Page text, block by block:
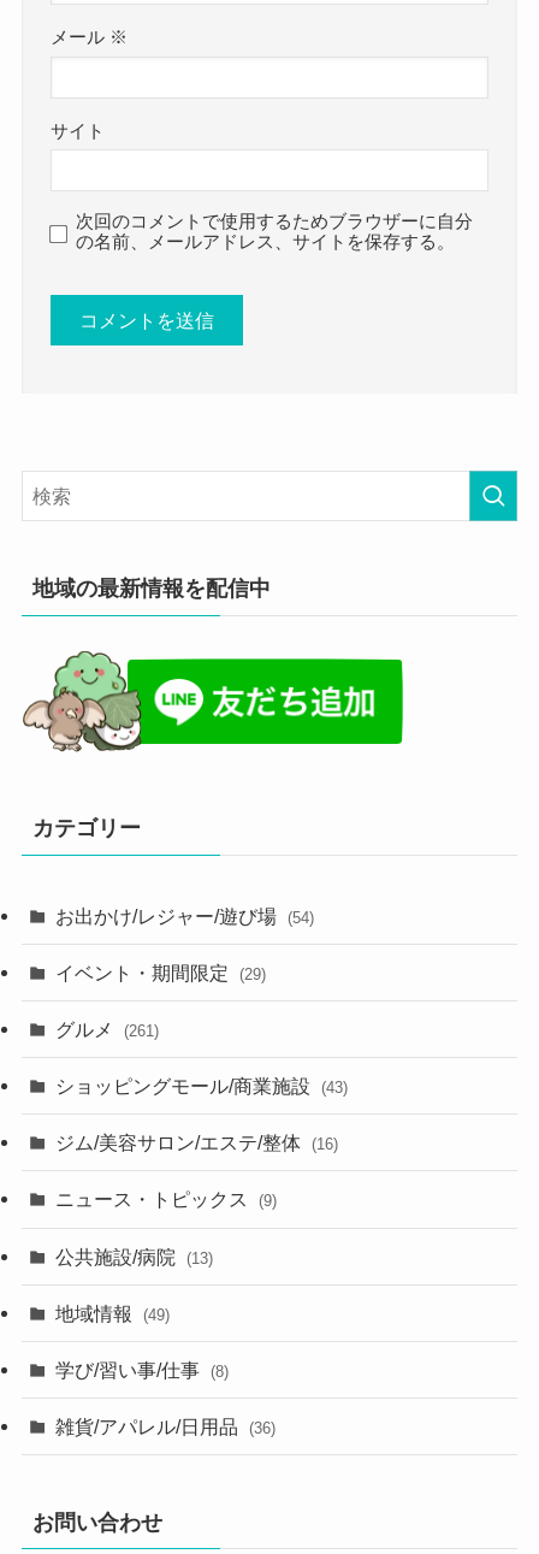
メール ※
サイト
次回のコメントで使用するためブラウザーに自分
の名前、メールアドレス、サイトを保存する。
地域の最新情報を配信中
カテゴリー
お出かけ/レジャー/遊び場 (54)
イベント・期間限定 (29)
グルメ (261)
ショッピングモール/商業施設 (43)
ジム/美容サロン/エステ/整体 (16)
ニュース・トピックス (9)
公共施設/病院 (13)
地域情報 (49)
学び/習い事/仕事 (8)
雑貨/アパレル/日用品 (36)
お問い合わせ